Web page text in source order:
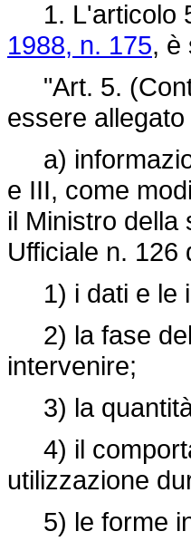
1. L'articolo
1988, n. 175, è
"Art. 5.
essere
a)
e III, come
il Ministro della
Ufficiale n. 126
1) i dati e le
2) la fase
intervenire;
3) la
4) il
utilizzazione
5) le forme in